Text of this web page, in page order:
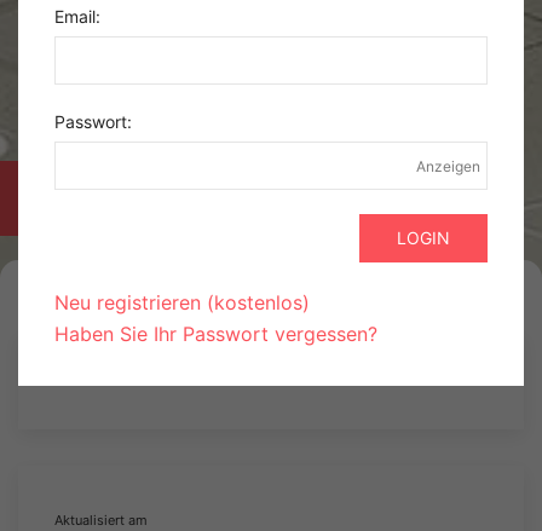
PRAXISBÖRSE
Aktualisiert am
Email:
Passwort:
Anzeigen
Neu registrieren (kostenlos)
Haben Sie Ihr Passwort vergessen?